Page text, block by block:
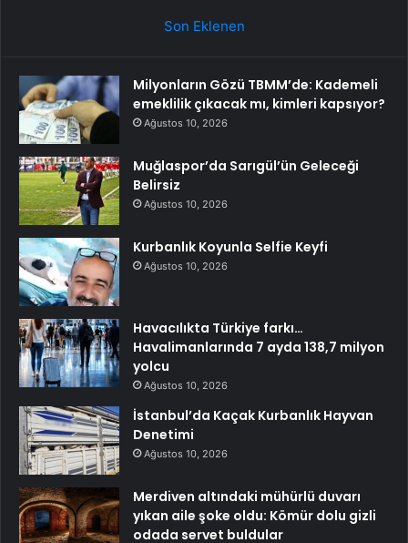
Son Eklenen
Milyonların Gözü TBMM’de: Kademeli
emeklilik çıkacak mı, kimleri kapsıyor?
Ağustos 10, 2026
Muğlaspor’da Sarıgül’ün Geleceği
Belirsiz
Ağustos 10, 2026
Kurbanlık Koyunla Selfie Keyfi
Ağustos 10, 2026
Havacılıkta Türkiye farkı…
Havalimanlarında 7 ayda 138,7 milyon
yolcu
Ağustos 10, 2026
İstanbul’da Kaçak Kurbanlık Hayvan
Denetimi
Ağustos 10, 2026
Merdiven altındaki mühürlü duvarı
yıkan aile şoke oldu: Kömür dolu gizli
odada servet buldular